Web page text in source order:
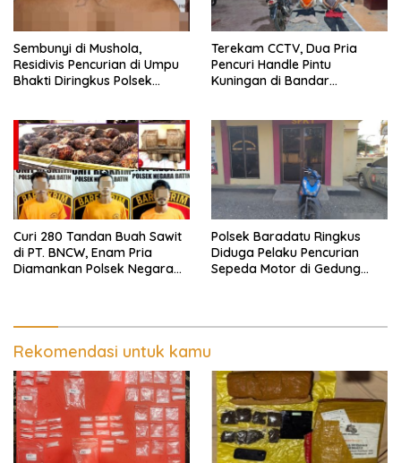
Sembunyi di Mushola,
Residivis Pencurian di Umpu
Bhakti Diringkus Polsek
Terekam CCTV, Dua Pria
Pencuri Handle Pintu
Kuningan di Bandar
Curi 280 Tandan Buah Sawit
di PT. BNCW, Enam Pria
Diamankan Polsek Negara
Polsek Baradatu Ringkus
Diduga Pelaku Pencurian
Sepeda Motor di Gedung
Rekomendasi untuk kamu